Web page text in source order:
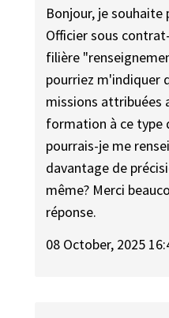
Bonjour, je souhaite
Officier sous
filière
pourriez m'indiquer
missions attribuées
formation à ce type
pourrais-je me
davantage de
même? Merci
réponse.
08 October, 2025